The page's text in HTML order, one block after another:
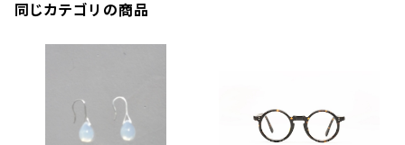
同じカテゴリの商品